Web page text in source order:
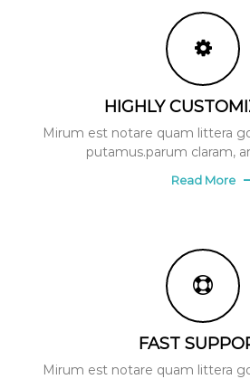
HIGHLY
Mirum est notare quam littera
putamus.parum claram,
Read More
FAST
Mirum est notare quam littera